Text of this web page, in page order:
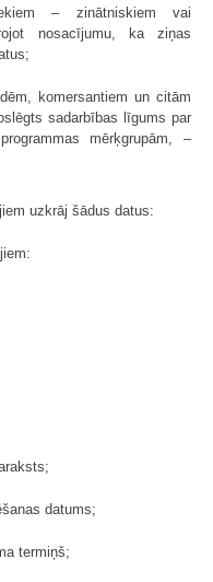
– zinātniskiem vai
nosacījumu, ka ziņas
komersantiem un citām
sadarbības līgums par
mērķgrupām, –
uzkrāj šādus datus:
datums;
termiņš;